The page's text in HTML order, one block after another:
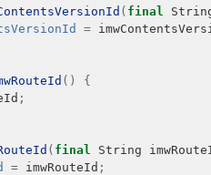
( final
=
()
{
;
( final String
= imwRouteId ;